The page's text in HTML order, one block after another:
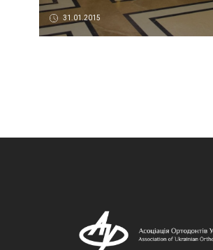
ОСОБИСТИЙ КАБІНЕТ
31.01.2015